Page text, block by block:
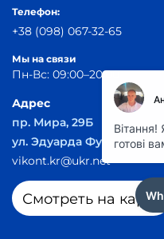
Телефон:
+38 (098) 067-32-65
Мы на связи
Пн-Вс: 09:00–20:00
Адрес
пр. Мира, 29Б
ул. Эдуарда Фукса 55
vikont.kr@ukr.net
Смотреть на карте